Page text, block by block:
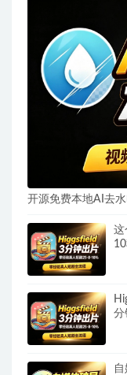
开源免费本地AI去
这
分